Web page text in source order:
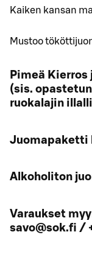
Kaiken kansan
Mustoo
Pimeä
(sis.
ruokalajin
Juomapaketti
Alkoholiton
Varaukset
savo@sok.fi /